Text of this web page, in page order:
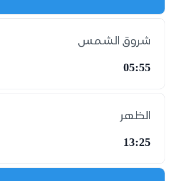
شروق الشمس
05:55
الظهر
13:25